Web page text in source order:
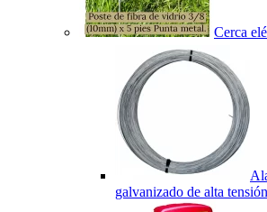
Cerca
galvanizado de alta tensión